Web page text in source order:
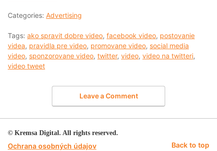
Categories: Advertising
Tags: ako spravit dobre video, facebook video, postovanie
videa, pravidla pre video, promovane video, social media
video, sponzorovane video, twitter, video, video na twitteri,
video tweet
Leave a Comment
© Kremsa Digital. All rights reserved.
Ochrana osobných údajov Back to top